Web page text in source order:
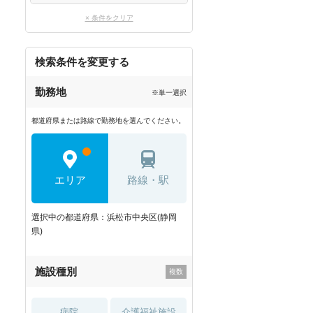
× 条件をクリア
検索条件を変更する
勤務地 ※単一選択
都道府県または路線で勤務地を選んでください。
エリア 路線・駅
選択中の都道府県：浜松市中央区(静岡
県)
施設種別